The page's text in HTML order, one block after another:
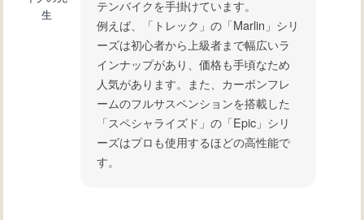
生
テンバイクを手掛けています。
例えば、「トレック」の「Marlin」シリ
ーズは初心者から上級者まで幅広いラ
インナップがあり、価格も手頃なため
人気があります。また、カーボンフレ
ームのフルサスペンションを搭載した
「スペシャライズド」の「Epic」シリ
ーズはプロも使用するほどの高性能で
す。